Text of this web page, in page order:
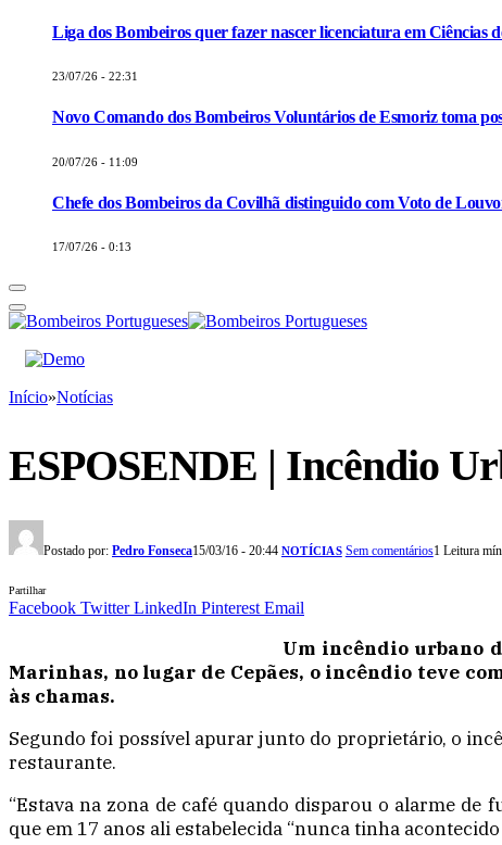
Liga dos Bombeiros quer fazer nascer licenciatura em Ciências
23/07/26 - 22:31
Novo Comando dos Bombeiros Voluntários de Esmoriz toma
20/07/26 - 11:09
Chefe dos Bombeiros da Covilhã distinguido com Voto de
17/07/26 - 0:13
Início»Notícias
ESPOSENDE | Incêndio
Postado por: Pedro Fonseca15/03/16 - 20:44 NOTÍCIAS Sem comentários1 Leitura
Partilhar
Facebook Twitter LinkedIn Pinterest Email
Um incêndio urbano
Marinhas, no lugar de Cepães, o incêndio teve
às chamas.
Segundo foi possível apurar junto do proprietário, o
restaurante.
“Estava na zona de café quando disparou o alarme de
que em 17 anos ali estabelecida “nunca tinha acontecido